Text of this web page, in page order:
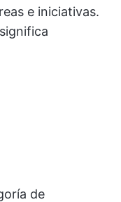
e iniciativas.
de